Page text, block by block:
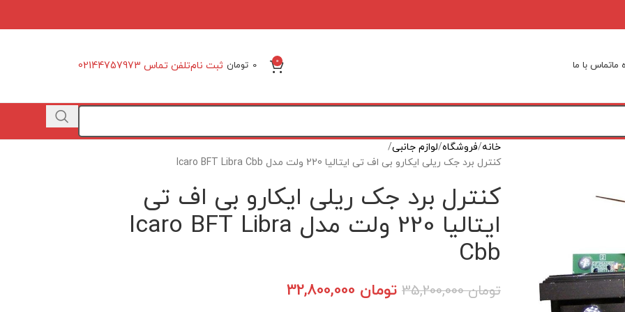
ماتماس با ما 0 تومان ثبت نامتلفن تماس 02144757973
خانه فروشگاه لوازم جانبی
کنترل برد جک ریلی ایکارو بی اف تی ایتالیا 220 ولت مدل Icaro BFT Libra Cbb
کنترل برد جک ریلی ایکارو بی اف تی
ایتالیا 220 ولت مدل Icaro BFT Libra
Cbb
تومان35,200,000 تومان